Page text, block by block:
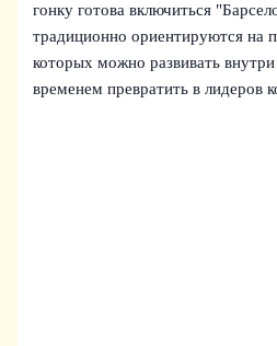
гонку готова включиться
традиционно ориентируются на
которых можно развивать
временем превратить в лидеров